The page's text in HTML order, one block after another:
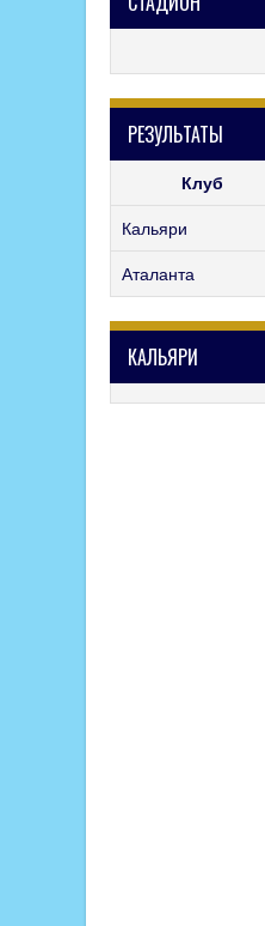
РЕЗУЛЬТАТЫ
Клуб
Кальяри
Аталанта
КАЛЬЯРИ